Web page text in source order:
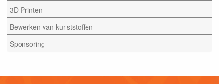
3D Printen
Bewerken van kunststoffen
Sponsoring